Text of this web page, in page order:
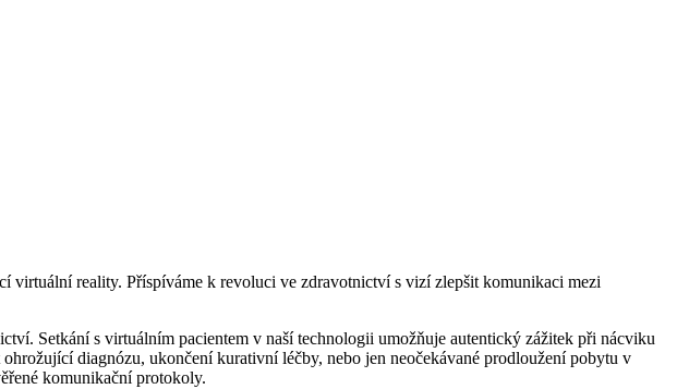
virtuální reality. Příspíváme k revoluci ve zdravotnictví s vizí zlepšit komunikaci mezi
Setkání s virtuálním pacientem v naší technologii umožňuje autentický zážitek při nácviku
diagnózu, ukončení kurativní léčby, nebo jen neočekávané prodloužení pobytu v
komunikační protokoly.